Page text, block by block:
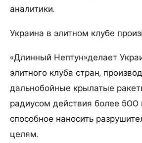
аналитики.
Украина в элитном клубе
«Длинный Нептун»делает
элитного клуба стран,
дальнобойные крылатые
радиусом действия более 500
способное наносить
целям.